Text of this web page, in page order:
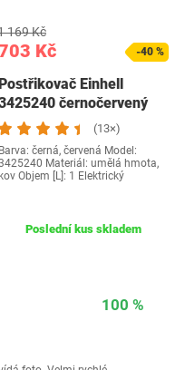
Kč
169 Kč
-40 %
Einhell
černočervený
(13×)
Barva: černá, červená Model:
Materiál: umělá hmota,
kov Objem [L]: 1 Elektrický
Poslední kus skladem
100 %